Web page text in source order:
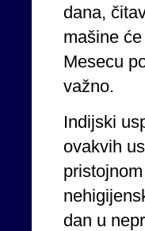
dana,
mašine
Mesecu
važno.
Indijski
ovakvih
dan u